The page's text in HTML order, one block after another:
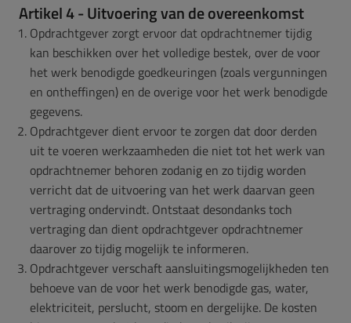
Artikel 4 - Uitvoering van de overeenkomst
Opdrachtgever zorgt ervoor dat opdrachtnemer tijdig
kan beschikken over het volledige bestek, over de voor
het werk benodigde goedkeuringen (zoals vergunningen
en ontheffingen) en de overige voor het werk benodigde
gegevens.
Opdrachtgever dient ervoor te zorgen dat door derden
uit te voeren werkzaamheden die niet tot het werk van
opdrachtnemer behoren zodanig en zo tijdig worden
verricht dat de uitvoering van het werk daarvan geen
vertraging ondervindt. Ontstaat desondanks toch
vertraging dan dient opdrachtgever opdrachtnemer
daarover zo tijdig mogelijk te informeren.
Opdrachtgever verschaft aansluitingsmogelijkheden ten
behoeve van de voor het werk benodigde gas, water,
elektriciteit, perslucht, stoom en dergelijke. De kosten